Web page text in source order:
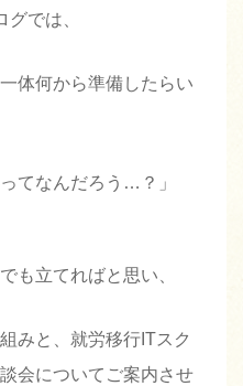
では、
体何から準備したらい
てなんだろう…？」
も立てればと思い、
みと、就労移行ITスク
会についてご案内させ